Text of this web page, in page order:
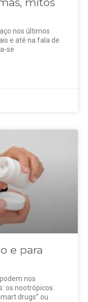
nos últimos
e até na fala de
se
e para
nos
os nootrópicos.
drugs” ou